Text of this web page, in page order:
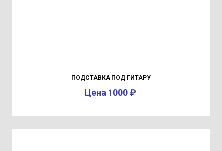
ПОДСТАВКА ПОД ГИТАРУ
Цена 1000 ₽